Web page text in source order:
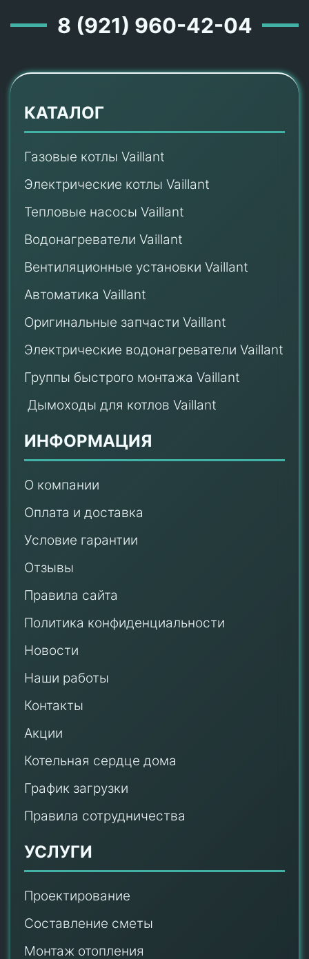
8 (921) 960-42-04
КАТАЛОГ
Газовые котлы Vaillant
Электрические котлы Vaillant
Тепловые насосы Vaillant
Водонагреватели Vaillant
Вентиляционные установки Vaillant
Автоматика Vaillant
Оригинальные запчасти Vaillant
Электрические водонагреватели Vaillant
Группы быстрого монтажа Vaillant
Дымоходы для котлов Vaillant
ИНФОРМАЦИЯ
О компании
Оплата и доставка
Условие гарантии
Отзывы
Правила сайта
Политика конфиденциальности
Новости
Наши работы
Контакты
Акции
Котельная сердце дома
График загрузки
Правила сотрудничества
УСЛУГИ
Проектирование
Составление сметы
Монтаж отопления